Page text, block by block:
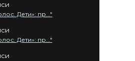
Дети»: пр..."
Дети»: пр..."